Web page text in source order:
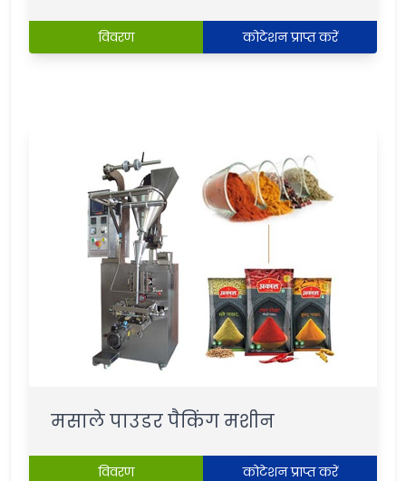
विवरण कोटेशन प्राप्त करें
मसाले पाउडर पैकिंग मशीन
विवरण कोटेशन प्राप्त करें